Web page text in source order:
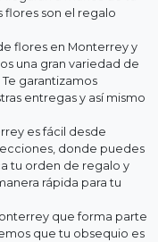
flores son el regalo
flores en Monterrey y
una gran variedad de
garantizamos
entregas y así mismo
es fácil desde
donde puedes
tu orden de regalo y
rápida para tu
que forma parte
que tu obsequio es